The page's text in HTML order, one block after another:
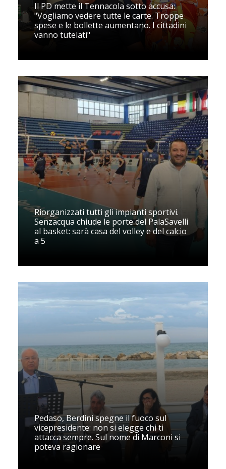
Il PD mette il Tennacola sotto accusa:
"Vogliamo vedere tutte le carte. Troppe
spese e le bollette aumentano. I cittadini
vanno tutelati"
Riorganizzati tutti gli impianti sportivi.
Senzacqua chiude le porte del PalaSavelli
al basket: sarà casa del volley e del calcio
a 5
Pedaso, Berdini spegne il fuoco sul
vicepresidente: non si elegge chi ti
attacca sempre. Sul nome di Marconi si
poteva ragionare